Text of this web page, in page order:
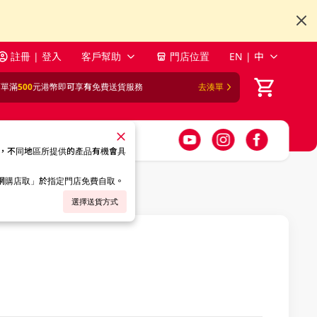
註冊 | 登入 客戶幫助 門店位置 EN | 中
滿500元港幣即可享有免費送貨服務 去湊單
不同地區所提供的產品有機會具
購店取」於指定門店免費自取。
選擇送貨方式